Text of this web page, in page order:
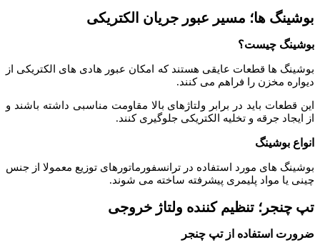
بوشینگ ها؛ مسیر عبور جریان الکتریکی
بوشینگ چیست؟
بوشینگ ها قطعات عایقی هستند که امکان عبور هادی های الکتریکی از
دیواره مخزن را فراهم می کنند.
این قطعات باید در برابر ولتاژهای بالا مقاومت مناسبی داشته باشند و
از ایجاد جرقه و تخلیه الکتریکی جلوگیری کنند.
انواع بوشینگ
بوشینگ های مورد استفاده در ترانسفورماتورهای توزیع معمولا از جنس
چینی یا مواد پلیمری پیشرفته ساخته می شوند.
تپ چنجر؛ تنظیم کننده ولتاژ خروجی
ضرورت استفاده از تپ چنجر